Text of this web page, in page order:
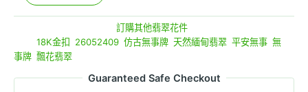
訂購其他翡翠花件
18K金扣 26052409 仿古無事牌 天然緬甸翡翠 平安無事 無
事牌 飄花翡翠
Guaranteed Safe Checkout